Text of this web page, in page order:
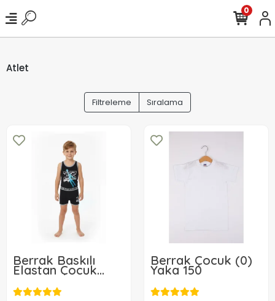
0
Atlet
Filtreleme Sıralama
Berrak Baskılı
Elastan Çocuk
Takımı 1511
222,07 TL
Berrak Çocuk (0)
Yaka 150
190,30 TL